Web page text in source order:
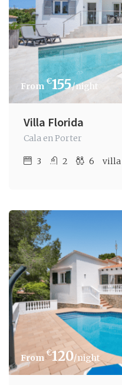
€155/night
Villa Florida
Cala en Porter
3 2 6 villa
€120/night